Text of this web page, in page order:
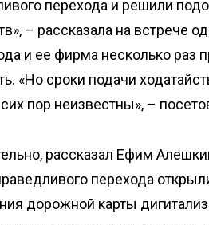
перехода и решили
– рассказала на встрече
и ее фирма несколько раз
«Но сроки подачи
пор неизвестны», –
рассказал Ефим
перехода
дорожной карты